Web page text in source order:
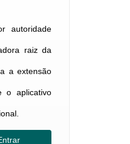
autoridade
raiz da
a extensão
o aplicativo